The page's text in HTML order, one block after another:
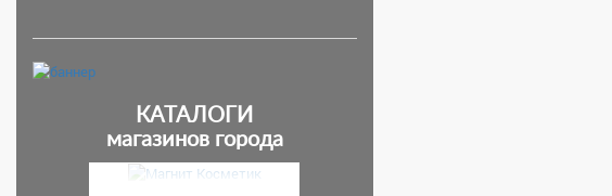
КАТАЛОГИ
магазинов города
Предыдущий